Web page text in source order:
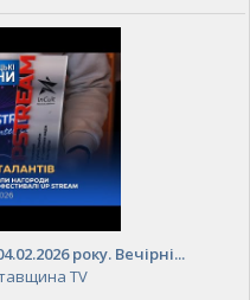
року. Вечірні...
TV